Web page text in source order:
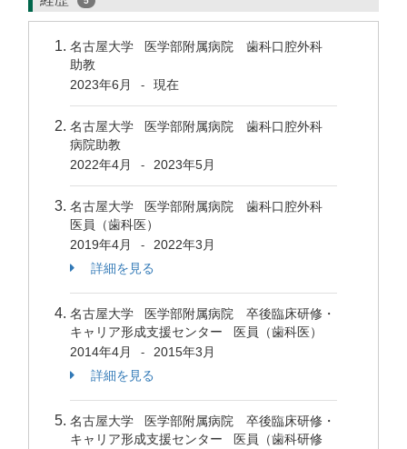
名古屋大学 医学部附属病院 歯科口腔外科
助教
2023年6月
- 現在
名古屋大学 医学部附属病院 歯科口腔外科
病院助教
2022年4月
- 2023年5月
名古屋大学 医学部附属病院 歯科口腔外科
医員（歯科医）
2019年4月
-
2022年3月
詳細を見る
名古屋大学 医学部附属病院 卒後臨床研修・
キャリア形成支援センター 医員（歯科医）
2014年4月
-
2015年3月
詳細を見る
名古屋大学 医学部附属病院 卒後臨床研修・
キャリア形成支援センター 医員（歯科研修